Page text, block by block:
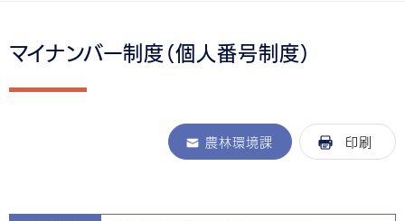
マイナンバー制度（個人番号制度）
農林環境課 印刷